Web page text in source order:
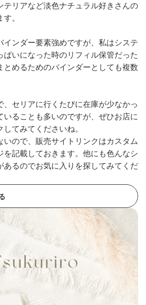
テリアなど淡色ナチュラル好きさんの
。
インダー要素強めですが、私はシステ
ぱいになった時のリフィル保管だった
とめるためのバインダーとしても複数
、セリアに行くたびに在庫が少なかっ
いることも多いのですが、ぜひお店に
てみてくださいね。
いので、販売サイトリンクはカスタム
を記載しておきます。他にも色んなシ
あるのでお気に入りを探してみてくだ